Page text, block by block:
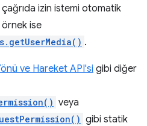
çağrıda izin istemi otomatik
ise
.
ve Hareket API'si gibi diğer
veya
gibi statik